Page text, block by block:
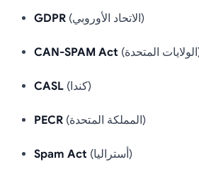
GDPR (الاتحاد الأوروبي)
CAN-SPAM Act
CASL (كندا)
PECR (المملكة المتحدة)
Spam Act (أستراليا)